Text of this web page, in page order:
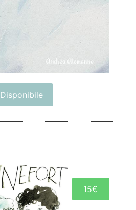
Disponibile
15€